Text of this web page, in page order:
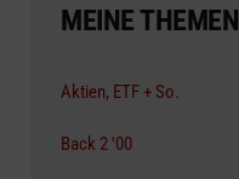
MEINE THEMEN
Aktien, ETF + So.
Back 2 '00